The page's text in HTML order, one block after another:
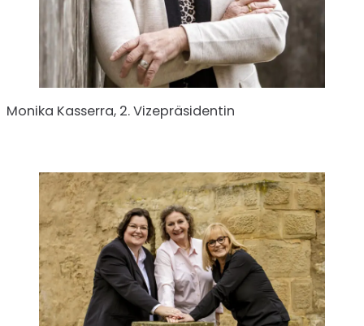
Monika Kasserra, 2. Vizepräsidentin